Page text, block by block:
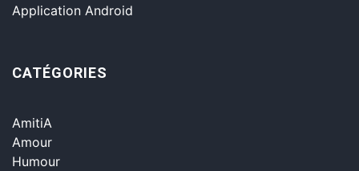
Application Android
CATÉGORIES
AmitiA
Amour
Humour